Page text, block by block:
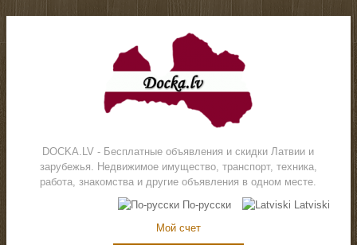
DOCKA.LV - Бесплатные объявления и скидки Латвии и
зарубежья. Недвижимое имущество, транспорт, техника,
работа, знакомства и другие объявления в одном месте.
По-русски
Latviski
Мой счет